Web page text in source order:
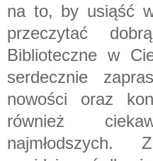
na to, by usiąść
przeczytać
Biblioteczne w
serdecznie
nowości oraz
również
najmłodszych.